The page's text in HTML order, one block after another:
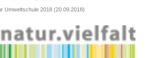
Umweltschule 2018 (20.09.2018)